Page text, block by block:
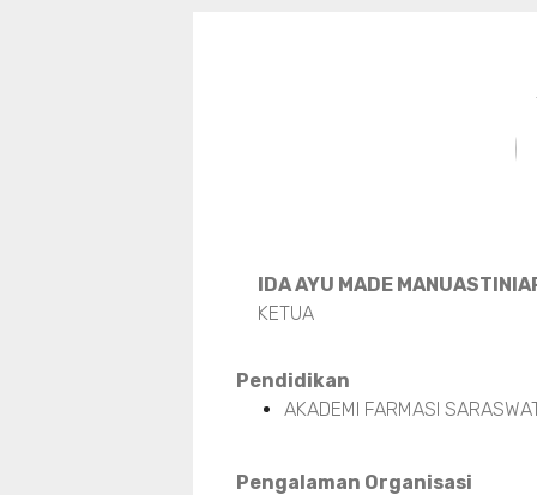
IDA AYU MADE
KETUA
Pendidikan
AKADEMI FARMASI
Pengalaman Organisasi